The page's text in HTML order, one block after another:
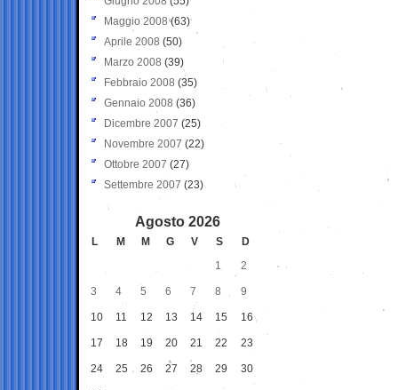
Maggio 2008(63)
Aprile 2008 (50)
Marzo 2008 (39)
Febbraio 2008 (35)
Gennaio 2008 (36)
Dicembre 2007 (25)
Novembre 2007 (22)
Ottobre 2007 (27)
Settembre 2007 (23)
Agosto 2026
L M M G V S
D
1
2
3 4 5 6 7 8 9
10 11 12 13 14 15 16
17 18 19 20 21 22 23
24 25 26 27 28 29 30